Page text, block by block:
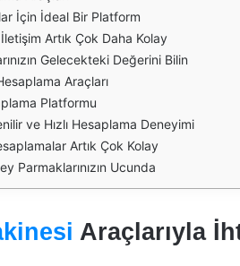
İçin İdeal Bir Platform
Artık Çok Daha Kolay
Gelecekteki Değerini Bilin
Araçları
Platformu
ve Hızlı Hesaplama Deneyimi
Artık Çok Kolay
Parmaklarınızın Ucunda
Araçlarıyla